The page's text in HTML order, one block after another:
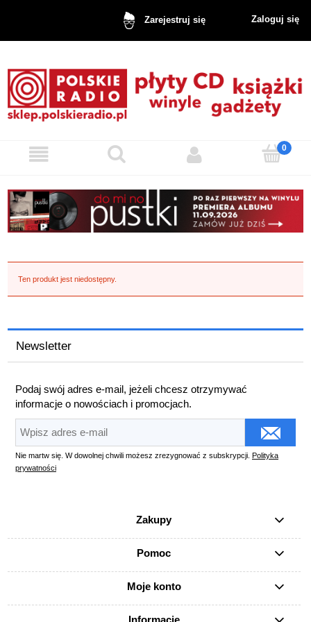
Zarejestruj się Zaloguj się
Ten produkt jest niedostępny.
Newsletter
Podaj swój adres e-mail, jeżeli chcesz otrzymywać
informacje o nowościach i promocjach.
Nie martw się. W dowolnej chwili możesz zrezygnować z subskrypcji. Polityka
prywatności
Zakupy
Pomoc
Moje konto